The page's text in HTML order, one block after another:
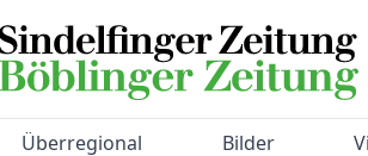
Überregional Bilder